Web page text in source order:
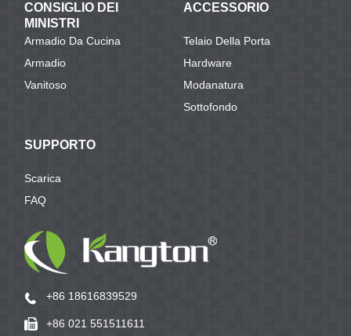
CONSIGLIO DEI
MINISTRI
Armadio Da Cucina
Armadio
Vanitoso
ACCESSORIO
Telaio Della Porta
Hardware
Modanatura
Sottofondo
SUPPORTO
Scarica
FAQ
+86 18616839529
+86 021 551511611